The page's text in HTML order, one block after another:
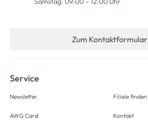
Zum Kontaktformular
Service
Newsletter
AWG Card
Filiale finden
Kontakt